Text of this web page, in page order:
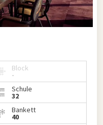
Block
-
Schule
32
Bankett
40